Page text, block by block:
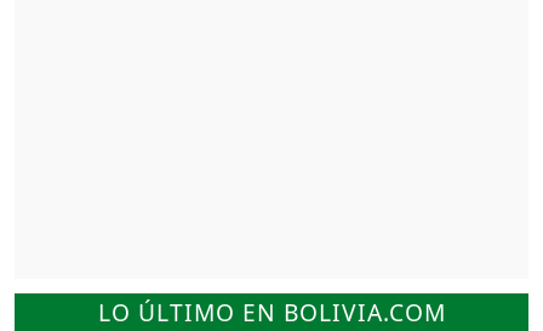
LO ÚLTIMO EN BOLIVIA.COM